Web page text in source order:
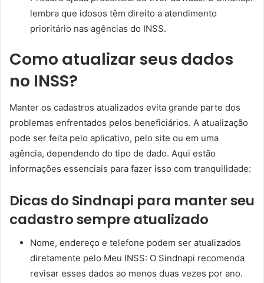
lembra que idosos têm direito a atendimento
prioritário nas agências do INSS.
Como atualizar seus dados
no INSS?
Manter os cadastros atualizados evita grande parte dos
problemas enfrentados pelos beneficiários. A atualização
pode ser feita pelo aplicativo, pelo site ou em uma
agência, dependendo do tipo de dado. Aqui estão
informações essenciais para fazer isso com tranquilidade:
Dicas do Sindnapi para manter seu
cadastro sempre atualizado
Nome, endereço e telefone podem ser atualizados
diretamente pelo Meu INSS: O Sindnapi recomenda
revisar esses dados ao menos duas vezes por ano.